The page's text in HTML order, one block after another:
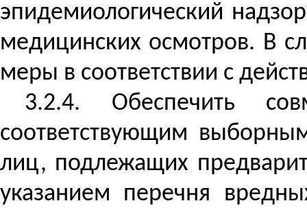
эпидемиологический
медицинских осмотров. В
меры в соответствии с
3.2.4. Обеспечить
соответствующим
лиц, подлежащих
указанием перечня